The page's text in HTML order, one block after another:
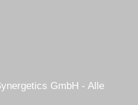
GmbH - Alle